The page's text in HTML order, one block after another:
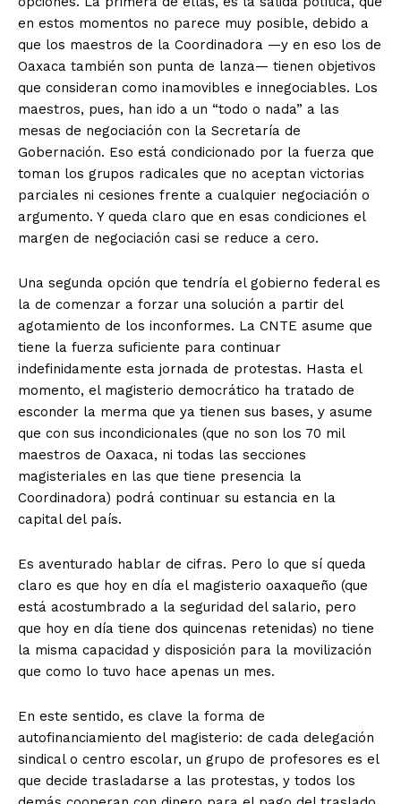
en estos momentos no parece muy posible, debido a
que los maestros de la Coordinadora —y en eso los de
Oaxaca también son punta de lanza— tienen objetivos
que consideran como inamovibles e innegociables. Los
maestros, pues, han ido a un “todo o nada” a las
mesas de negociación con la Secretaría de
Gobernación. Eso está condicionado por la fuerza que
toman los grupos radicales que no aceptan victorias
parciales ni cesiones frente a cualquier negociación o
argumento. Y queda claro que en esas condiciones el
margen de negociación casi se reduce a cero.
Una segunda opción que tendría el gobierno federal es
la de comenzar a forzar una solución a partir del
agotamiento de los inconformes. La CNTE asume que
tiene la fuerza suficiente para continuar
indefinidamente esta jornada de protestas. Hasta el
momento, el magisterio democrático ha tratado de
esconder la merma que ya tienen sus bases, y asume
que con sus incondicionales (que no son los 70 mil
maestros de Oaxaca, ni todas las secciones
magisteriales en las que tiene presencia la
Coordinadora) podrá continuar su estancia en la
capital del país.
Es aventurado hablar de cifras. Pero lo que sí queda
claro es que hoy en día el magisterio oaxaqueño (que
está acostumbrado a la seguridad del salario, pero
que hoy en día tiene dos quincenas retenidas) no tiene
la misma capacidad y disposición para la movilización
que como lo tuvo hace apenas un mes.
En este sentido, es clave la forma de
autofinanciamiento del magisterio: de cada delegación
sindical o centro escolar, un grupo de profesores es el
que decide trasladarse a las protestas, y todos los